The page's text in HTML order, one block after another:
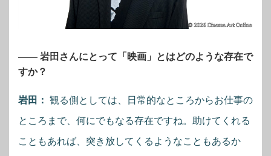
―― 岩田さんにとって「映画」とはどのような存在で
すか？
岩田： 観る側としては、日常的なところからお仕事の
ところまで、何にでもなる存在ですね。助けてくれる
こともあれば、突き放してくるようなこともあるか